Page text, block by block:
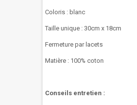
Coloris : blanc
Taille unique : 30cm x 18cm
Fermeture par lacets
Matière : 100% coton
Conseils entretien :